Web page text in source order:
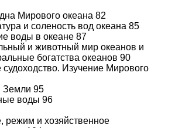
Мирового океана 82
и соленость вод океана 85
воды в океане 87
и животный мир океанов и
богатства океанов 90
Изучение Мирового
Земли 95
воды 96
режим и хозяйственное